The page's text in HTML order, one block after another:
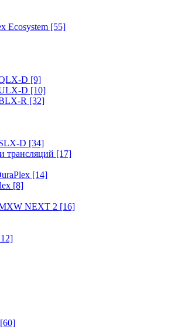
Ecosystem [55]
D [9]
D [10]
R [32]
D [34]
трансляций [17]
[14]
[8]
MXW NEXT 2 [16]
[60]